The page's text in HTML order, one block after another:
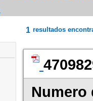
1 resultados
Numero